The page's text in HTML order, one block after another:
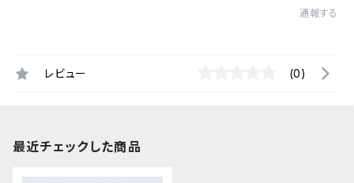
通報する
レビュー (0)
最近チェックした商品